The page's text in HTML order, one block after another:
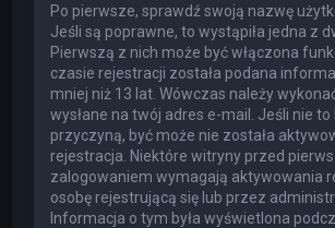
Po pierwsze, sprawdź swoją nazwę
Jeśli są poprawne, to wystąpiła jedna z
Pierwszą z nich może być włączona
czasie rejestracji została podana
mniej niż 13 lat. Wówczas należy
wysłane na twój adres e-mail. Jeśli nie to
przyczyną, być może nie została
rejestracja. Niektóre witryny przed
zalogowaniem wymagają aktywowania
osobę rejestrującą się lub przez
Informacja o tym była wyświetlona